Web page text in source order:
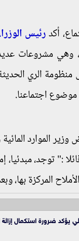
أكدرئيس
وهي مشروعات
منظومة الري
موضوع اجتماعنا.
الموارد
:" توجد،
المركزة بها،
يؤكد ضرورة استكمال